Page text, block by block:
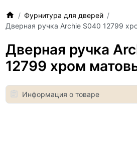
Фурнитура для дверей
Дверная ручка Archie S040 12799
Дверная ручка
12799 хром
Информация о товаре